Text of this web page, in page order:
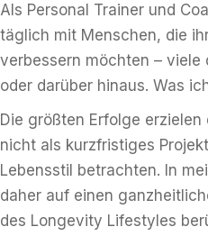
Als Personal Trainer und
täglich mit Menschen, die
verbessern möchten – viele
oder darüber hinaus. Was
Die größten Erfolge
nicht als kurzfristiges
Lebensstil betrachten. In
daher auf einen
des Longevity Lifestyles